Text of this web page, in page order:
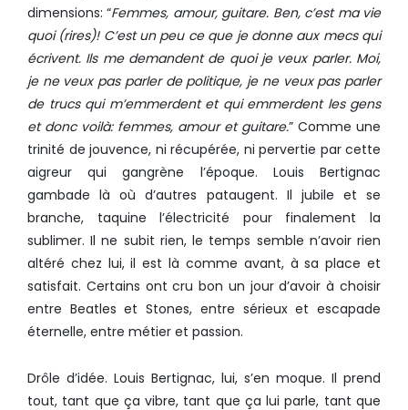
dimensions: “Femmes, amour, guitare. Ben, c’est ma vie
quoi (rires)! C’est un peu ce que je donne aux mecs qui
écrivent. Ils me demandent de quoi je veux parler. Moi,
je ne veux pas parler de politique, je ne veux pas parler
de trucs qui m’emmerdent et qui emmerdent les gens
et donc voilà: femmes, amour et guitare.” Comme une
trinité de jouvence, ni récupérée, ni pervertie par cette
aigreur qui gangrène l’époque. Louis Bertignac
gambade là où d’autres pataugent. Il jubile et se
branche, taquine l’électricité pour finalement la
sublimer. Il ne subit rien, le temps semble n’avoir rien
altéré chez lui, il est là comme avant, à sa place et
satisfait. Certains ont cru bon un jour d’avoir à choisir
entre Beatles et Stones, entre sérieux et escapade
éternelle, entre métier et passion.
Drôle d’idée. Louis Bertignac, lui, s’en moque. Il prend
tout, tant que ça vibre, tant que ça lui parle, tant que